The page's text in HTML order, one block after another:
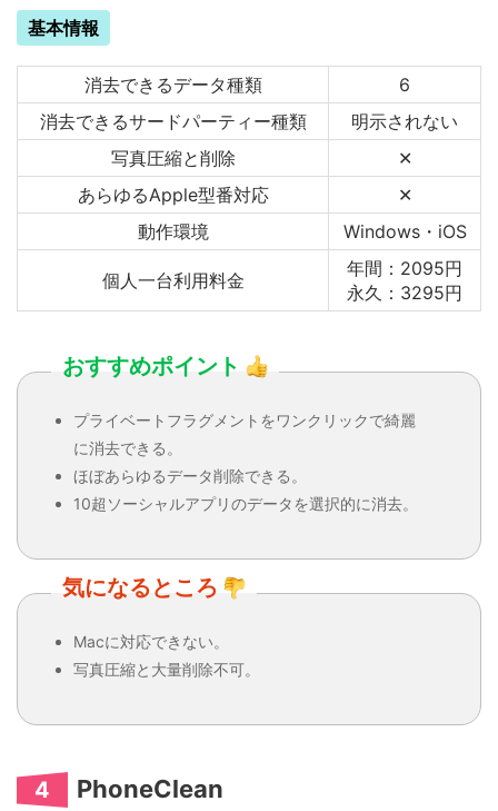
基本情報
消去できるデータ種類
6
消去できるサードパーティー種類
明示されない
写真圧縮と削除
✕
あらゆるApple型番対応
✕
動作環境
Windows・iOS
個人一台利用料金
年間：2095円
永久：3295円
おすすめポイント
プライベートフラグメントをワンクリックで綺麗
に消去できる。
ほぼあらゆるデータ削除できる。
10超ソーシャルアプリのデータを選択的に消去。
気になるところ
Macに対応できない。
写真圧縮と大量削除不可。
4 PhoneClean